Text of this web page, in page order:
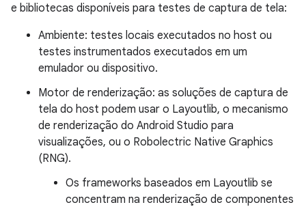
e bibliotecas disponíveis para testes de captura de tela:
Ambiente: testes locais executados no host ou
testes instrumentados executados em um
emulador ou dispositivo.
Motor de renderização: as soluções de captura de
tela do host podem usar o Layoutlib, o mecanismo
de renderização do Android Studio para
visualizações, ou o Robolectric Native Graphics
(RNG).
Os frameworks baseados em Layoutlib se
concentram na renderização de componentes